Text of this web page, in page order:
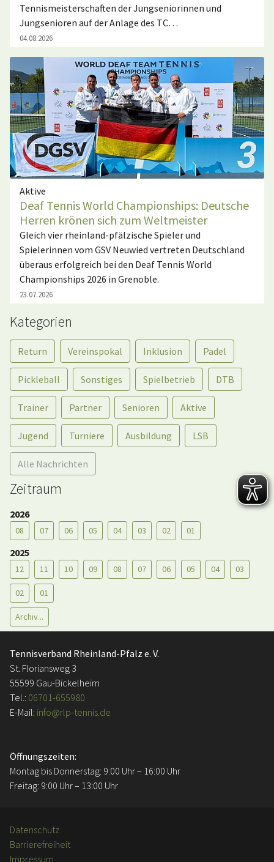
Tennismeisterschaften der Jungseniorinnen und
Jungsenioren auf der Anlage des TC…
04.08.2026
Aktive
Deaf Tennis World Championships: Deutsche
Herren krönen sich zum Weltmeister
Gleich vier rheinland-pfälzische Spieler und
Spielerinnen vom GSV Neuwied vertreten Deutschland
überaus erfolgreich bei den Deaf Tennis World
Championships 2026 in Grenoble.
23.07.2026
Kategorien
Return Vereinspokal Inklusion Padel
Pickleball Sonstiges Spielbetrieb DTB
Trainer Partner Senioren Aktive
Jugend Turniere Ausbildung LSB
Alle Nachrichten
Zeitraum
2026
08 07 06 05 04 03 02 01
2025
12 11 10 09 08 07 06 05 04 03
02 01
Archiv...
Tennisverband Rheinland-Pfalz e. V.
St. Floriansweg 3
55599 Gau-Bickelheim
Tel.: 06701-655980
E-Mail: info@rlp-tennis.de
Öffnungszeiten:
Montag bis Donnerstag: 9:00 Uhr – 16:00 Uhr
Freitag: 9:00 Uhr – 13:00 Uhr
Datenschutz
Barrierefreiheit
Impressum